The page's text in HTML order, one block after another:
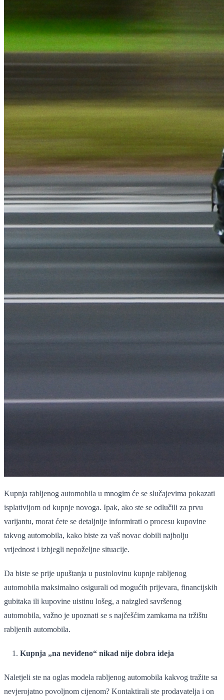
Kupnja rabljenog automobila u mnogim će se slučajevima pokazati
isplativijom od kupnje novoga. Ipak, ako ste se odlučili za prvu
varijantu, morat ćete se detaljnije informirati o procesu kupovine
takvog automobila, kako biste za vaš novac dobili najbolju
vrijednost i izbjegli nepoželjne situacije.
Da biste se prije upuštanja u pustolovinu kupnje rabljenog
automobila maksimalno osigurali od mogućih prijevara, financijskih
gubitaka ili kupovine uistinu lošeg, a naizgled savršenog
automobila, važno je upoznati se s najčešćim zamkama na tržištu
rabljenih automobila.
Kupnja „na neviđeno“ nikad nije dobra ideja
Naletjeli ste na oglas modela rabljenog automobila kakvog tražite sa
nevjerojatno povoljnom cijenom? Kontaktirali ste prodavatelja i on